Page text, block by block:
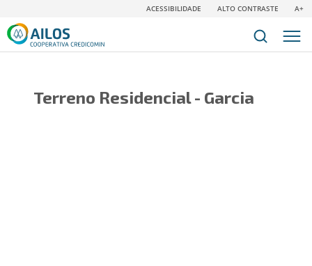
ACESSIBILIDADE ALTO CONTRASTE A+
Terreno Residencial - Garcia